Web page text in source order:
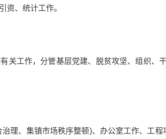
资、统计工作。
关工作，分管基层党建、脱贫攻坚、组织、
理、集镇市场秩序整顿)、办公室工作、工